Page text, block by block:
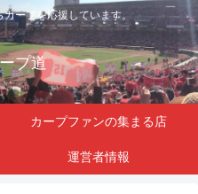
ープを応援しています。
プ道
カープファンの集まる店
運営者情報